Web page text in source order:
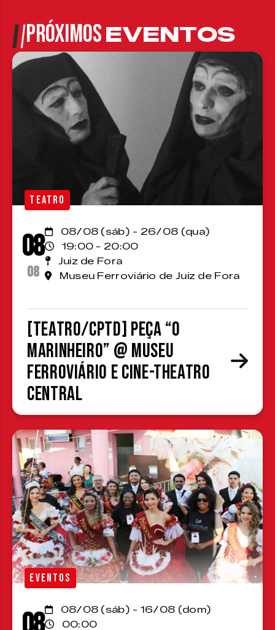
PRÓXIMOSEVENTOS
TEATRO
08
08
08/08 (sáb) - 26/08 (qua)
19:00 - 20:00
Juiz de Fora
Museu Ferroviário de Juiz de Fora
[TEATRO/CPTD] Peça “O
Marinheiro” @ Museu
Ferroviário e Cine-Theatro
Central
EVENTOS
08/08 (sáb) - 16/08 (dom)
00:00